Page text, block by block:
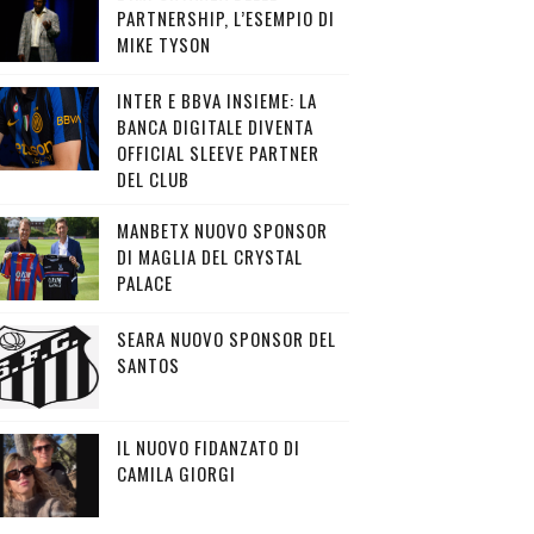
PARTNERSHIP, L’ESEMPIO DI
MIKE TYSON
INTER E BBVA INSIEME: LA
BANCA DIGITALE DIVENTA
OFFICIAL SLEEVE PARTNER
DEL CLUB
MANBETX NUOVO SPONSOR
DI MAGLIA DEL CRYSTAL
PALACE
SEARA NUOVO SPONSOR DEL
SANTOS
IL NUOVO FIDANZATO DI
CAMILA GIORGI